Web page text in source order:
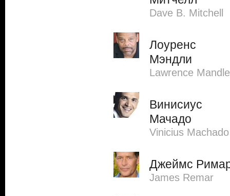
Dave B. Mitchell
Лоуренс
Мэндли
Lawrence
Винисиус
Мачадо
Vinicius Machado
Джеймс
James Remar